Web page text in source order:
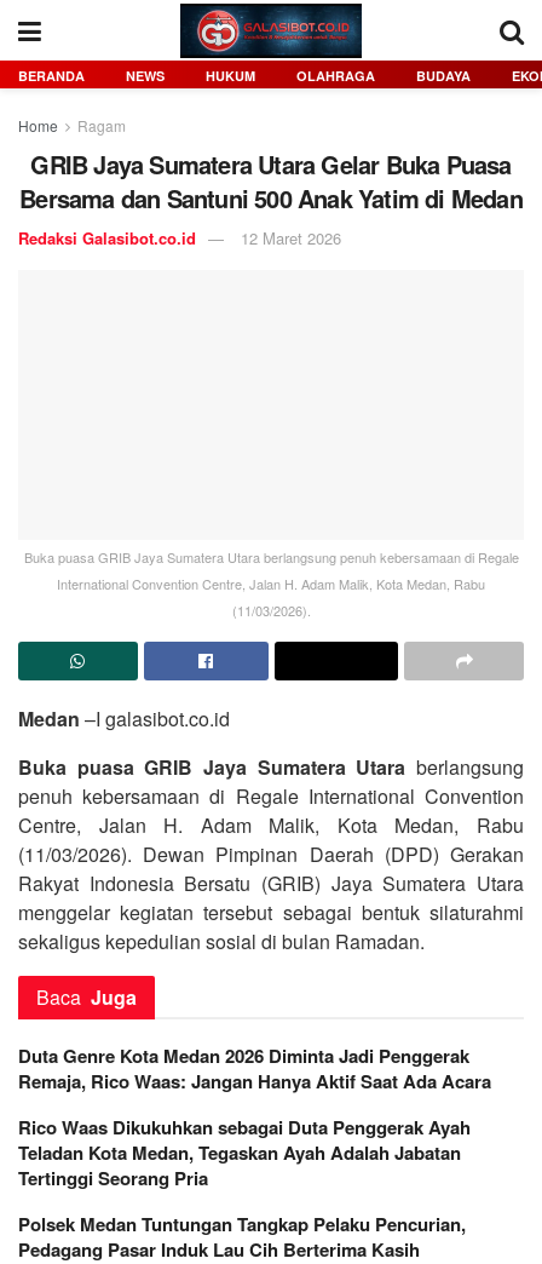
BERANDA NEWS HUKUM OLAHRAGA BUDAYA
Home Ragam
GRIB Jaya Sumatera Utara Gelar Buka Puasa
Bersama dan Santuni 500 Anak Yatim di Medan
Redaksi Galasibot.co.id 12 Maret 2026
Buka puasa GRIB Jaya Sumatera Utara berlangsung penuh kebersamaan di Regale
International Convention Centre, Jalan H. Adam Malik, Kota Medan, Rabu
(11/03/2026).
Medan –I galasibot.co.id
Buka puasa GRIB Jaya Sumatera Utara berlangsung
penuh kebersamaan di Regale International Convention
Centre, Jalan H. Adam Malik, Kota Medan, Rabu
(11/03/2026). Dewan Pimpinan Daerah (DPD) Gerakan
Rakyat Indonesia Bersatu (GRIB) Jaya Sumatera Utara
menggelar kegiatan tersebut sebagai bentuk silaturahmi
sekaligus kepedulian sosial di bulan Ramadan.
Baca Juga
Duta Genre Kota Medan 2026 Diminta Jadi Penggerak
Remaja, Rico Waas: Jangan Hanya Aktif Saat Ada Acara
Rico Waas Dikukuhkan sebagai Duta Penggerak Ayah
Teladan Kota Medan, Tegaskan Ayah Adalah Jabatan
Tertinggi Seorang Pria
Polsek Medan Tuntungan Tangkap Pelaku Pencurian,
Pedagang Pasar Induk Lau Cih Berterima Kasih